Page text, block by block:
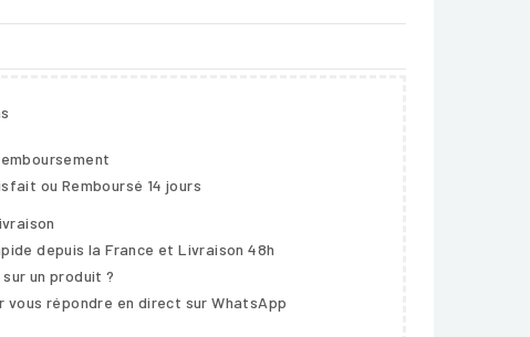
ou Remboursé 14 jours
depuis la France et Livraison 48h
un produit ?
vous répondre en direct sur WhatsApp